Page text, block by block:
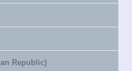
Republic)